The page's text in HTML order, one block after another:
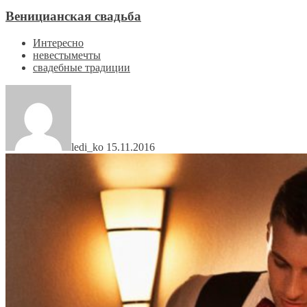
Веницианская свадьба
Интересно
невестымечты
свадебные традиции
ledi_ko 15.11.2016